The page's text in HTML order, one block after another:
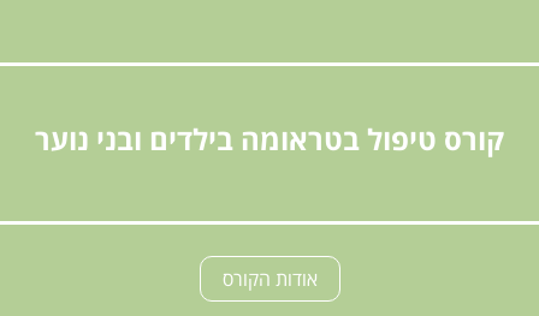
קורס טיפול בטראומה בילדים ובני נוער
אודות הקורס